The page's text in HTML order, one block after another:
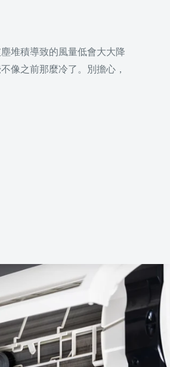
堆積導致的風量低會大大降
像之前那麼冷了。別擔心，